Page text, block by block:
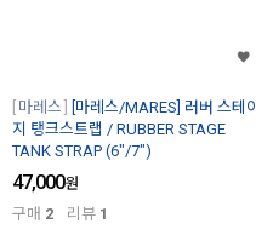
마레스
[마레스/MARES] 러버 스테이
지 탱크스트랩 / RUBBER STAGE
TANK STRAP (6"/7")
47,000원
구매 2 리뷰 1